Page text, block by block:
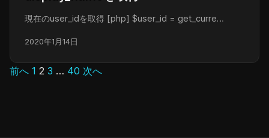
現在のuser_idを取得 [php] $user_id = get_curre…
2020年1月14日
投
前へ 1 2 3 … 40 次へ